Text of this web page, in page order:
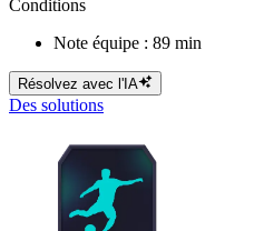
Conditions
Note équipe : 89 min
Résolvez avec l'IA
Des solutions